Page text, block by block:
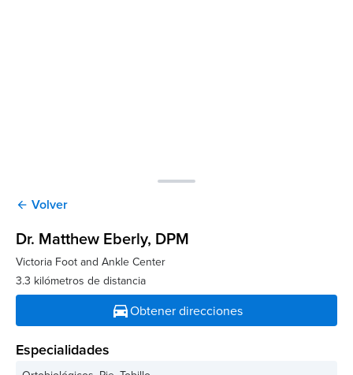
arrow_back Volver
Dr. Matthew Eberly, DPM
Victoria Foot and Ankle Center
3.3 kilómetros de distancia
directions_carObtener direcciones
Especialidades